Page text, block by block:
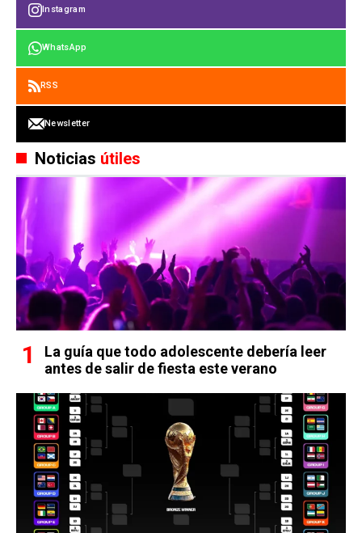
Instagram
WhatsApp
RSS
Newsletter
Noticias útiles
La guía que todo adolescente debería leer
antes de salir de fiesta este verano